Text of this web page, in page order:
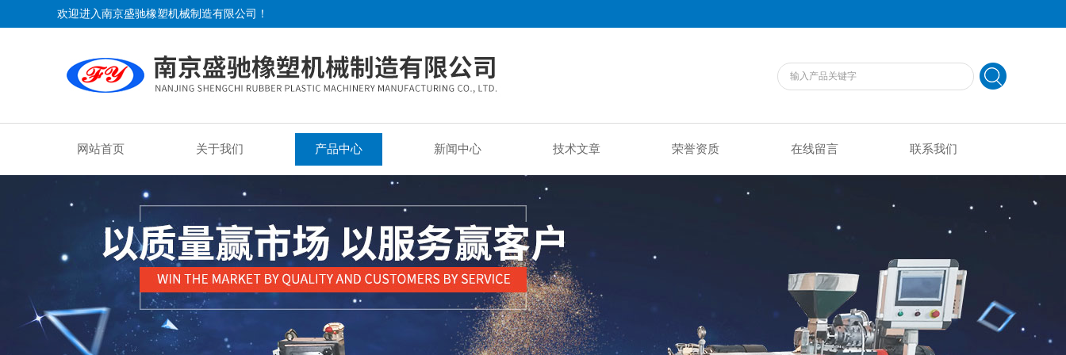
欢迎进入南京盛驰橡塑机械制造有限公司！
网站首页 关于我们 产品中心 新闻中心 技术文章 荣誉资质 在线留言 联系我们